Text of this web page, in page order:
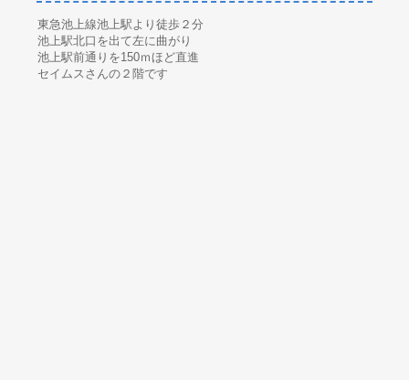
東急池上線池上駅より徒歩２分
池上駅北口を出て左に曲がり
池上駅前通りを150ｍほど直進
セイムスさんの２階です